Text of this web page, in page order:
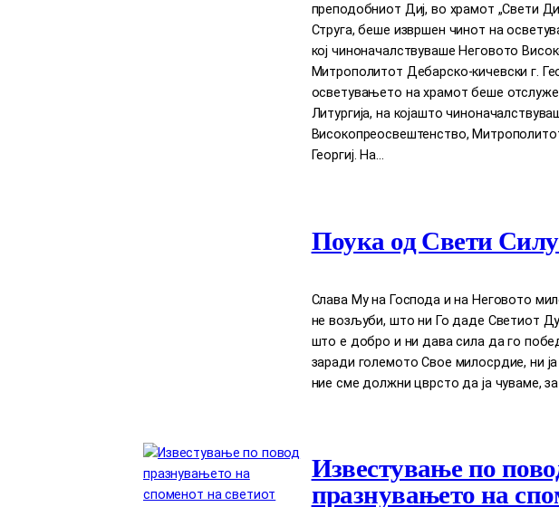
преподобниот Диј, во храмот „Свети
Струга, беше извршен чинот на
кој чиноначалствуваше Неговото
Митрополитот Дебарско-кичевски г.
осветувањето на храмот беше
Литургија, на којашто
Високопреосвештенство,
Георгиј. На…
Поука од Свети
Слава Му на Господа и на Неговото
нe возљуби, што ни Го даде Светиот
што е добро и ни дава сила да го
заради големото Свое милосрдие, ни
ние сме должни цврсто да ја чуваме,
Известување по
празнувањето на